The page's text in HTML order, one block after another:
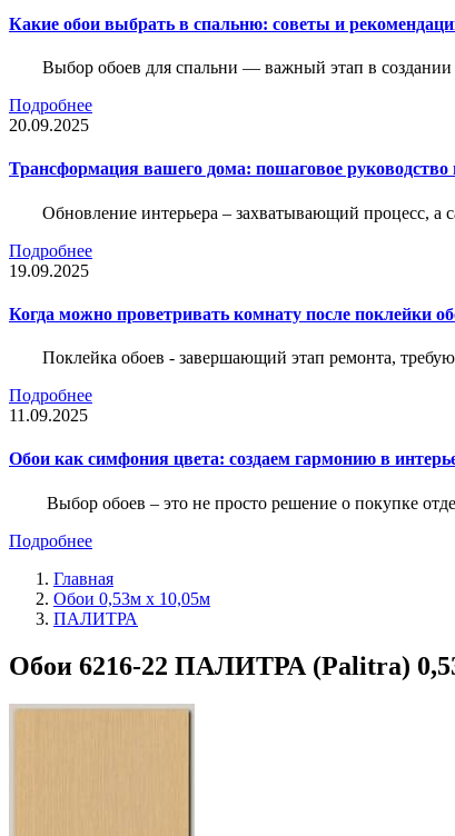
Какие обои выбрать в спальню: советы и
Выбор обоев для спальни — важный этап в
Подробнее
20.09.2025
Трансформация вашего дома: пошаговое руководство
Обновление интерьера – захватывающий процесс, а
Подробнее
19.09.2025
Когда можно проветривать комнату после поклейки
Поклейка обоев - завершающий этап ремонта,
Подробнее
11.09.2025
Обои как симфония цвета: создаем гармонию в
Выбор обоев – это не просто решение о покупке
Подробнее
Главная
Обои 0,53м x 10,05м
ПАЛИТРА
Обои 6216-22 ПАЛИТРА (Palitra)